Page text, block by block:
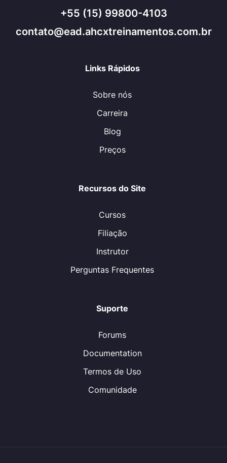
+55 (15) 99800-4103
contato@ead.ahcxtreinamentos.com.br
Links Rápidos
Sobre nós
Carreira
Blog
Preços
Recursos do Site
Cursos
Filiação
Instrutor
Perguntas Frequentes
Suporte
Forums
Documentation
Termos de Uso
Comunidade